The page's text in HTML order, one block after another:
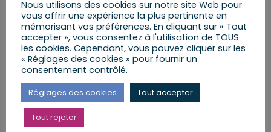
Cérémonie des vœux
au Centre Hospitalier
Nous utilisons des cookies sur notre site Web pour
vous offrir une expérience la plus pertinente en
mémorisant vos préférences. En cliquant sur « Tout
accepter », vous consentez à l'utilisation de TOUS
les cookies. Cependant, vous pouvez cliquer sur les
« Réglages des cookies » pour fournir un
consentement contrôlé.
Réglages des cookies Tout accepter
Tout rejeter